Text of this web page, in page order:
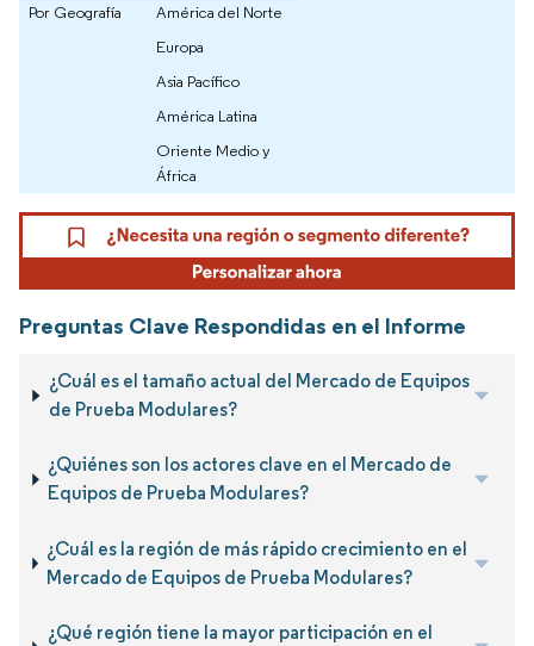
Por Geografía
América del Norte
Europa
Asia Pacífico
América Latina
Oriente Medio y
África
Preguntas Clave Respondidas en el Informe
¿Cuál es el tamaño actual del Mercado de Equipos
de Prueba Modulares?
¿Quiénes son los actores clave en el Mercado de
Equipos de Prueba Modulares?
¿Cuál es la región de más rápido crecimiento en el
Mercado de Equipos de Prueba Modulares?
¿Qué región tiene la mayor participación en el